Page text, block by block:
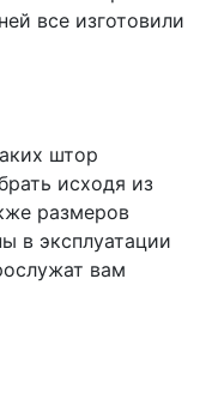
все изготовили
штор
исходя из
размеров
в эксплуатации
вам